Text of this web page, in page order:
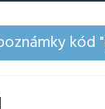
kód